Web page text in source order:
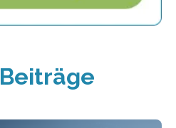
Beiträge